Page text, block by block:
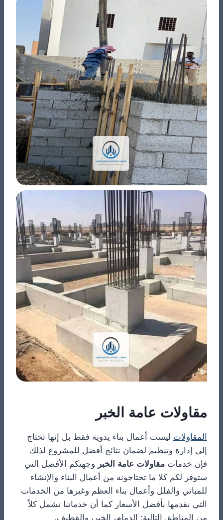
مقاولات عامة الخبر
المقاولات ليست أعمال بناء يدوية فقط بل إنها تحتاج
إلى إدارة وتنظيم لضمان نتائج أفضل للمشروع لذلك
فإن خدمات مقاولات عامة الخبر وجهتكم الأفضل التي
ستوفر لكم كلا ما تحتاجونه من أعمال البناء والإنشاء
للمباني والفلل وأعمال بناء العظم وغيرها من الخدمات
التي نقدمها بأفضل الأسعار كما أن خدماتنا تشمل كلاً
من المناطق التالية: الدمام، الخبر، والقطيف.